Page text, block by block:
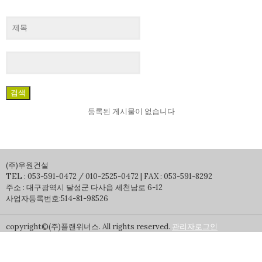
검색
등록된 게시물이 없습니다
(주)우원건설
TEL : 053-591-0472 / 010-2525-0472 | FAX : 053-591-8292
주소 : 대구광역시 달성군 다사읍 세천남로 6-12
사업자등록번호:514-81-98526
copyright©(주)플랜위너스. All rights reserved. 관리자로그인